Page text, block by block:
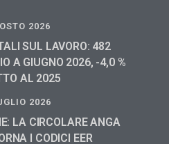
2026
SUL LAVORO: 482
A GIUGNO 2026, -4,0 %
AL 2025
2026
LA CIRCOLARE ANGA
I CODICI EER